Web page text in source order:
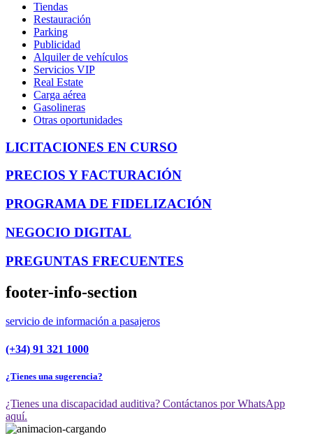
Tiendas
Restauración
Parking
Publicidad
Alquiler de vehículos
Servicios VIP
Real Estate
Carga aérea
Gasolineras
Otras oportunidades
LICITACIONES EN CURSO
PRECIOS Y FACTURACIÓN
PROGRAMA DE FIDELIZACIÓN
NEGOCIO DIGITAL
PREGUNTAS FRECUENTES
footer-info-section
servicio de información a pasajeros
(+34) 91 321 1000
¿Tienes una sugerencia?
¿Tienes una discapacidad auditiva? Contáctanos por WhatsApp
aquí.